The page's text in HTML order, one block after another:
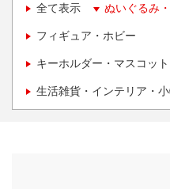
全て表示 ぬいぐるみ
フィギュア・ホビー
キーホルダー・マスコッ
生活雑貨・インテリア・